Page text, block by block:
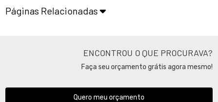
Páginas Relacionadas
ENCONTROU O QUE PROCURAVA?
Faça seu orçamento grátis agora mesmo!
Quero meu orçamento